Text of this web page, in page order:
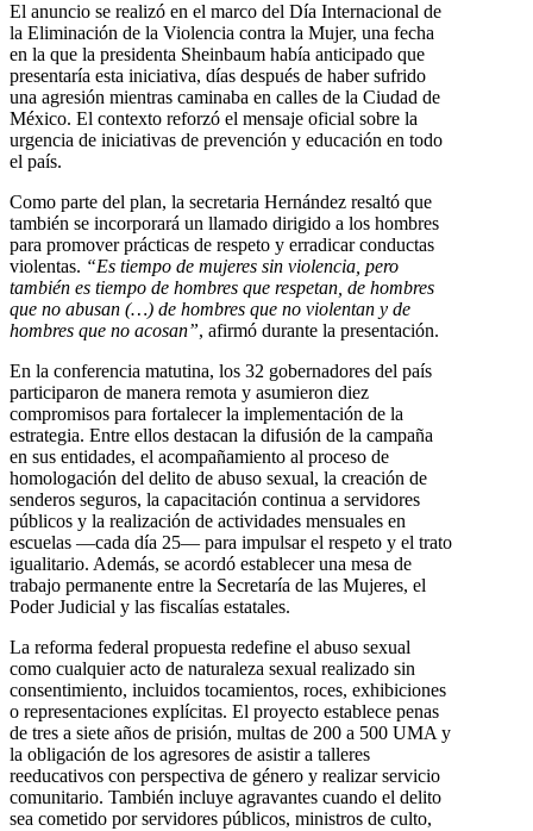
El anuncio se realizó en el marco del Día Internacional de
la Eliminación de la Violencia contra la Mujer, una fecha
en la que la presidenta Sheinbaum había anticipado que
presentaría esta iniciativa, días después de haber sufrido
una agresión mientras caminaba en calles de la Ciudad de
México. El contexto reforzó el mensaje oficial sobre la
urgencia de iniciativas de prevención y educación en todo
el país.
Como parte del plan, la secretaria Hernández resaltó que
también se incorporará un llamado dirigido a los hombres
para promover prácticas de respeto y erradicar conductas
violentas. “Es tiempo de mujeres sin violencia, pero
también es tiempo de hombres que respetan, de hombres
que no abusan (…) de hombres que no violentan y de
hombres que no acosan”, afirmó durante la presentación.
En la conferencia matutina, los 32 gobernadores del país
participaron de manera remota y asumieron diez
compromisos para fortalecer la implementación de la
estrategia. Entre ellos destacan la difusión de la campaña
en sus entidades, el acompañamiento al proceso de
homologación del delito de abuso sexual, la creación de
senderos seguros, la capacitación continua a servidores
públicos y la realización de actividades mensuales en
escuelas —cada día 25— para impulsar el respeto y el trato
igualitario. Además, se acordó establecer una mesa de
trabajo permanente entre la Secretaría de las Mujeres, el
Poder Judicial y las fiscalías estatales.
La reforma federal propuesta redefine el abuso sexual
como cualquier acto de naturaleza sexual realizado sin
consentimiento, incluidos tocamientos, roces, exhibiciones
o representaciones explícitas. El proyecto establece penas
de tres a siete años de prisión, multas de 200 a 500 UMA y
la obligación de los agresores de asistir a talleres
reeducativos con perspectiva de género y realizar servicio
comunitario. También incluye agravantes cuando el delito
sea cometido por servidores públicos, ministros de culto,